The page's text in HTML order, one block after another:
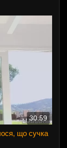
30:59
що сучка